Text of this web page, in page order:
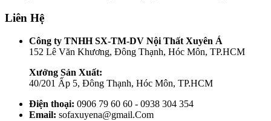
Liên Hệ
Công ty TNHH SX-TM-DV Nội Thất Xuyên Á
152 Lê Văn Khương, Đông Thạnh, Hóc Môn, TP.HCM
Xưởng Sản Xuất:
40/201 Ấp 5, Đông Thạnh, Hóc Môn, TP.HCM
Điện thoại: 0906 79 60 60 - 0938 304 354
Email: sofaxuyena@gmail.Com